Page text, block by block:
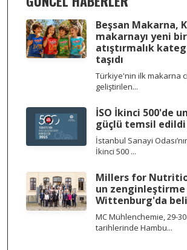
Beşsan Makarna,
makarnayı yeni bir
atıştırmalık
taşıdı
Türkiye'nin ilk makarna
geliştirilen...
İSO İkinci 500'de
güçlü temsil edildi
İstanbul Sanayi
İkinci 500 ...
Millers for
un
Wittenburg'da
MC Mühlenchemie, 29-
tarihlerinde Hambu...